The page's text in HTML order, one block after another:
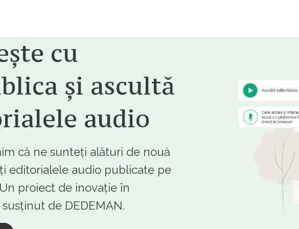
cu
și ascultă
audio
că ne sunteți alături de nouă
editorialele audio publicate pe
proiect de inovație în
de DEDEMAN.